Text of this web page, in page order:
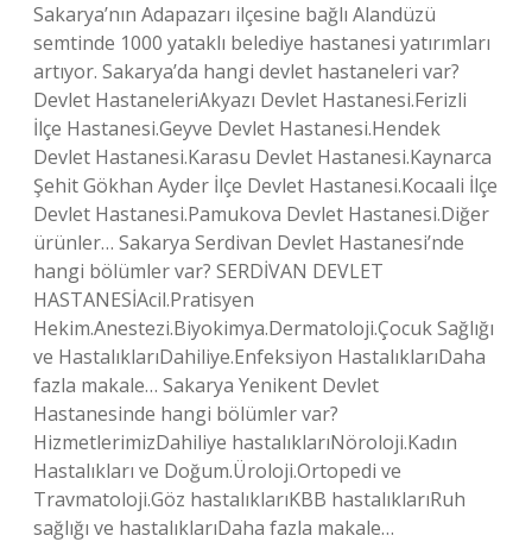
Sakarya’nın Adapazarı ilçesine bağlı Alandüzü
semtinde 1000 yataklı belediye hastanesi yatırımları
artıyor. Sakarya’da hangi devlet hastaneleri var?
Devlet HastaneleriAkyazı Devlet Hastanesi.Ferizli
İlçe Hastanesi.Geyve Devlet Hastanesi.Hendek
Devlet Hastanesi.Karasu Devlet Hastanesi.Kaynarca
Şehit Gökhan Ayder İlçe Devlet Hastanesi.Kocaali İlçe
Devlet Hastanesi.Pamukova Devlet Hastanesi.Diğer
ürünler… Sakarya Serdivan Devlet Hastanesi’nde
hangi bölümler var? SERDİVAN DEVLET
HASTANESİAcil.Pratisyen
Hekim.Anestezi.Biyokimya.Dermatoloji.Çocuk Sağlığı
ve HastalıklarıDahiliye.Enfeksiyon HastalıklarıDaha
fazla makale… Sakarya Yenikent Devlet
Hastanesinde hangi bölümler var?
HizmetlerimizDahiliye hastalıklarıNöroloji.Kadın
Hastalıkları ve Doğum.Üroloji.Ortopedi ve
Travmatoloji.Göz hastalıklarıKBB hastalıklarıRuh
sağlığı ve hastalıklarıDaha fazla makale…